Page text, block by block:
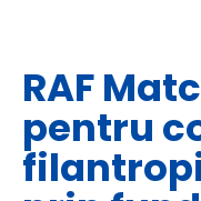
RAF
pentru